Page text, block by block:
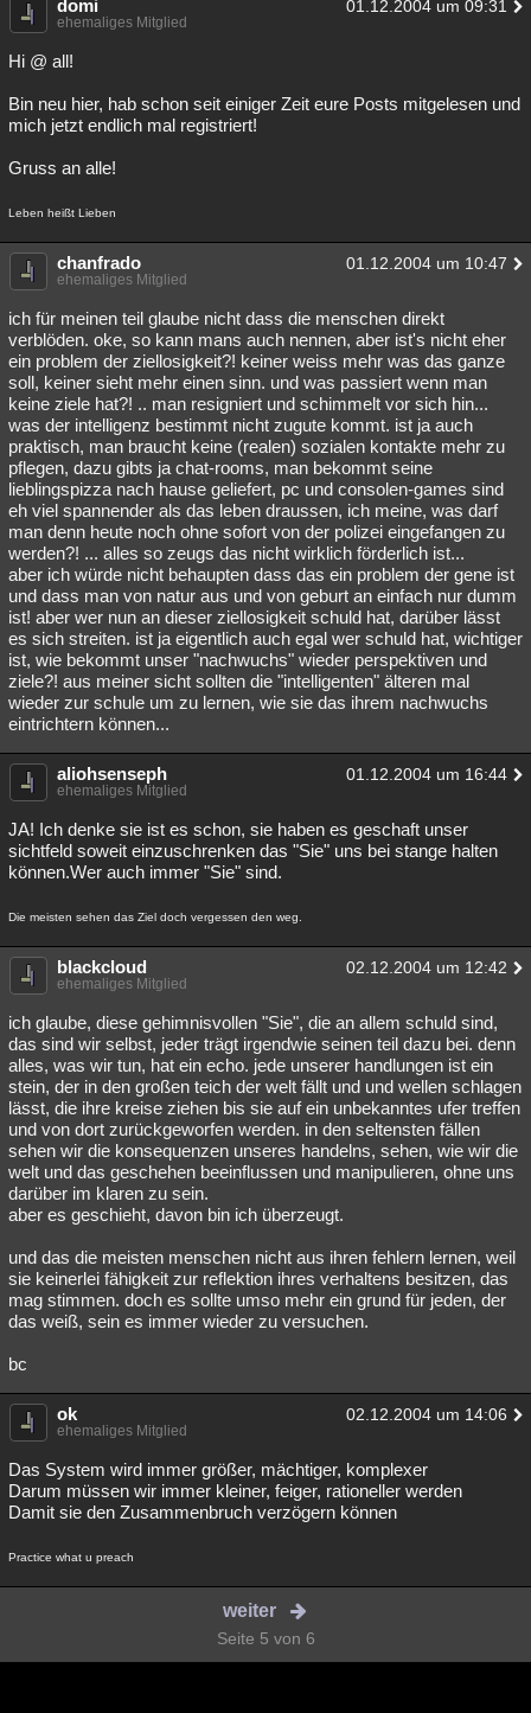
domi 01.12.2004 um 09:31
ehemaliges Mitglied
Hi @ all!
Bin neu hier, hab schon seit einiger Zeit eure Posts mitgelesen und
mich jetzt endlich mal registriert!
Gruss an alle!
Leben heißt Lieben
chanfrado 01.12.2004 um 10:47
ehemaliges Mitglied
ich für meinen teil glaube nicht dass die menschen direkt
verblöden. oke, so kann mans auch nennen, aber ist's nicht eher
ein problem der ziellosigkeit?! keiner weiss mehr was das ganze
soll, keiner sieht mehr einen sinn. und was passiert wenn man
keine ziele hat?! .. man resigniert und schimmelt vor sich hin...
was der intelligenz bestimmt nicht zugute kommt. ist ja auch
praktisch, man braucht keine (realen) sozialen kontakte mehr zu
pflegen, dazu gibts ja chat-rooms, man bekommt seine
lieblingspizza nach hause geliefert, pc und consolen-games sind
eh viel spannender als das leben draussen, ich meine, was darf
man denn heute noch ohne sofort von der polizei eingefangen zu
werden?! ... alles so zeugs das nicht wirklich förderlich ist...
aber ich würde nicht behaupten dass das ein problem der gene ist
und dass man von natur aus und von geburt an einfach nur dumm
ist! aber wer nun an dieser ziellosigkeit schuld hat, darüber lässt
es sich streiten. ist ja eigentlich auch egal wer schuld hat, wichtiger
ist, wie bekommt unser "nachwuchs" wieder perspektiven und
ziele?! aus meiner sicht sollten die "intelligenten" älteren mal
wieder zur schule um zu lernen, wie sie das ihrem nachwuchs
eintrichtern können...
aliohsenseph 01.12.2004 um 16:44
ehemaliges Mitglied
JA! Ich denke sie ist es schon, sie haben es geschaft unser
sichtfeld soweit einzuschrenken das "Sie" uns bei stange halten
können.Wer auch immer "Sie" sind.
Die meisten sehen das Ziel doch vergessen den weg.
blackcloud 02.12.2004 um 12:42
ehemaliges Mitglied
ich glaube, diese gehimnisvollen "Sie", die an allem schuld sind,
das sind wir selbst, jeder trägt irgendwie seinen teil dazu bei. denn
alles, was wir tun, hat ein echo. jede unserer handlungen ist ein
stein, der in den großen teich der welt fällt und und wellen schlagen
lässt, die ihre kreise ziehen bis sie auf ein unbekanntes ufer treffen
und von dort zurückgeworfen werden. in den seltensten fällen
sehen wir die konsequenzen unseres handelns, sehen, wie wir die
welt und das geschehen beeinflussen und manipulieren, ohne uns
darüber im klaren zu sein.
aber es geschieht, davon bin ich überzeugt.
und das die meisten menschen nicht aus ihren fehlern lernen, weil
sie keinerlei fähigkeit zur reflektion ihres verhaltens besitzen, das
mag stimmen. doch es sollte umso mehr ein grund für jeden, der
das weiß, sein es immer wieder zu versuchen.
bc
ok 02.12.2004 um 14:06
ehemaliges Mitglied
Das System wird immer größer, mächtiger, komplexer
Darum müssen wir immer kleiner, feiger, rationeller werden
Damit sie den Zusammenbruch verzögern können
Practice what u preach
weiter
Seite 5 von 6